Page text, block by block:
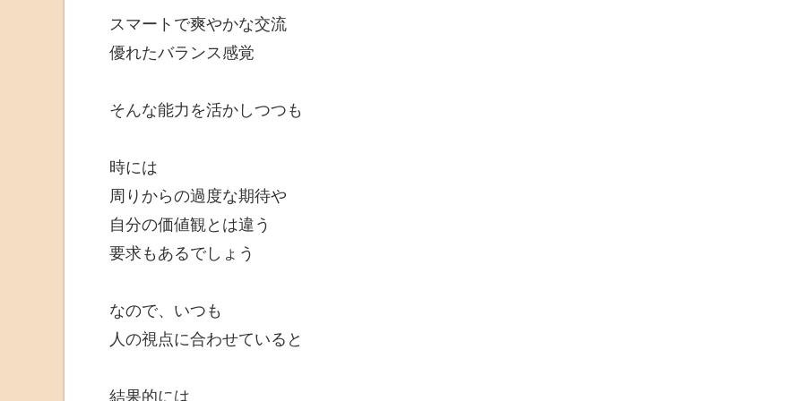
スマートで爽やかな交流
優れたバランス感覚
そんな能力を活かしつつも
時には
周りからの過度な期待や
自分の価値観とは違う
要求もあるでしょう
なので、 いつも
人の視点に合わせていると
結果的には